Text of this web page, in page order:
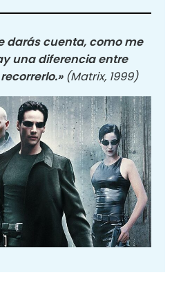
darás cuenta, como me
una diferencia entre
(Matrix, 1999)